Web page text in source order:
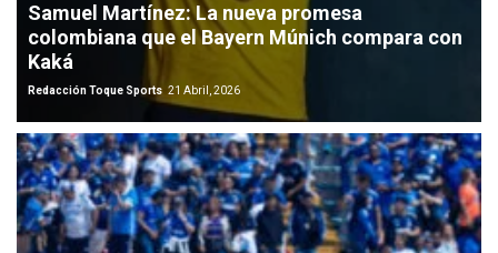
Samuel Martínez: La nueva promesa
colombiana que el Bayern Múnich compara con
Kaká
Redacción Toque Sports 21 Abril, 2026